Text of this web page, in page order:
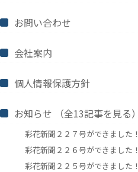
お問い合わせ
会社案内
個人情報保護方針
お知らせ （全13記事を見る）
彩花新聞２２７号ができました！
彩花新聞２２６号ができました！
彩花新聞２２５号ができました！